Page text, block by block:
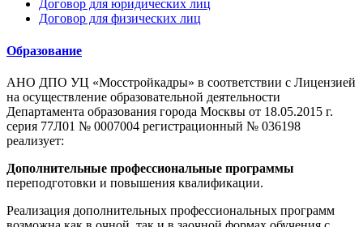
Договор для юридических лиц
Договор для физических лиц
Образование
АНО ДПО УЦ «Мосстройкадры» в соответствии с Лицензией
на осуществление образовательной деятельности
Департамента образования города Москвы от 18.05.2015 г.
серия 77Л01 № 0007004 регистрационный № 036198
реализует:
Дополнительные профессиональные программы
переподготовки и повышения квалификации.
Реализация дополнительных профессиональных программ